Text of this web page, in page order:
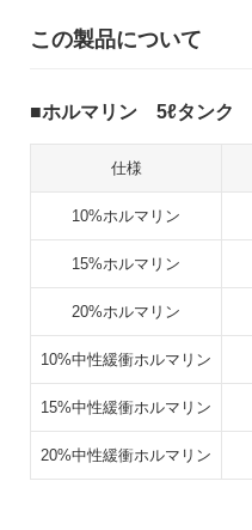
この製品について
ホルマリン 5ℓタンク
仕様
10%ホルマリン
15%ホルマリン
20%ホルマリン
10%中性緩衝ホルマリン
15%中性緩衝ホルマリン
20%中性緩衝ホルマリン